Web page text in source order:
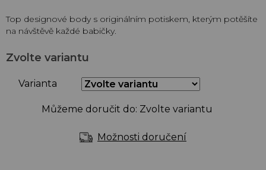
Zvolte variantu
Varianta
Můžeme doručit do: Zvolte variantu
Možnosti doručení
Top designové body s originálním potiskem, kterým potěšíte
na návštěvě každé babičky.